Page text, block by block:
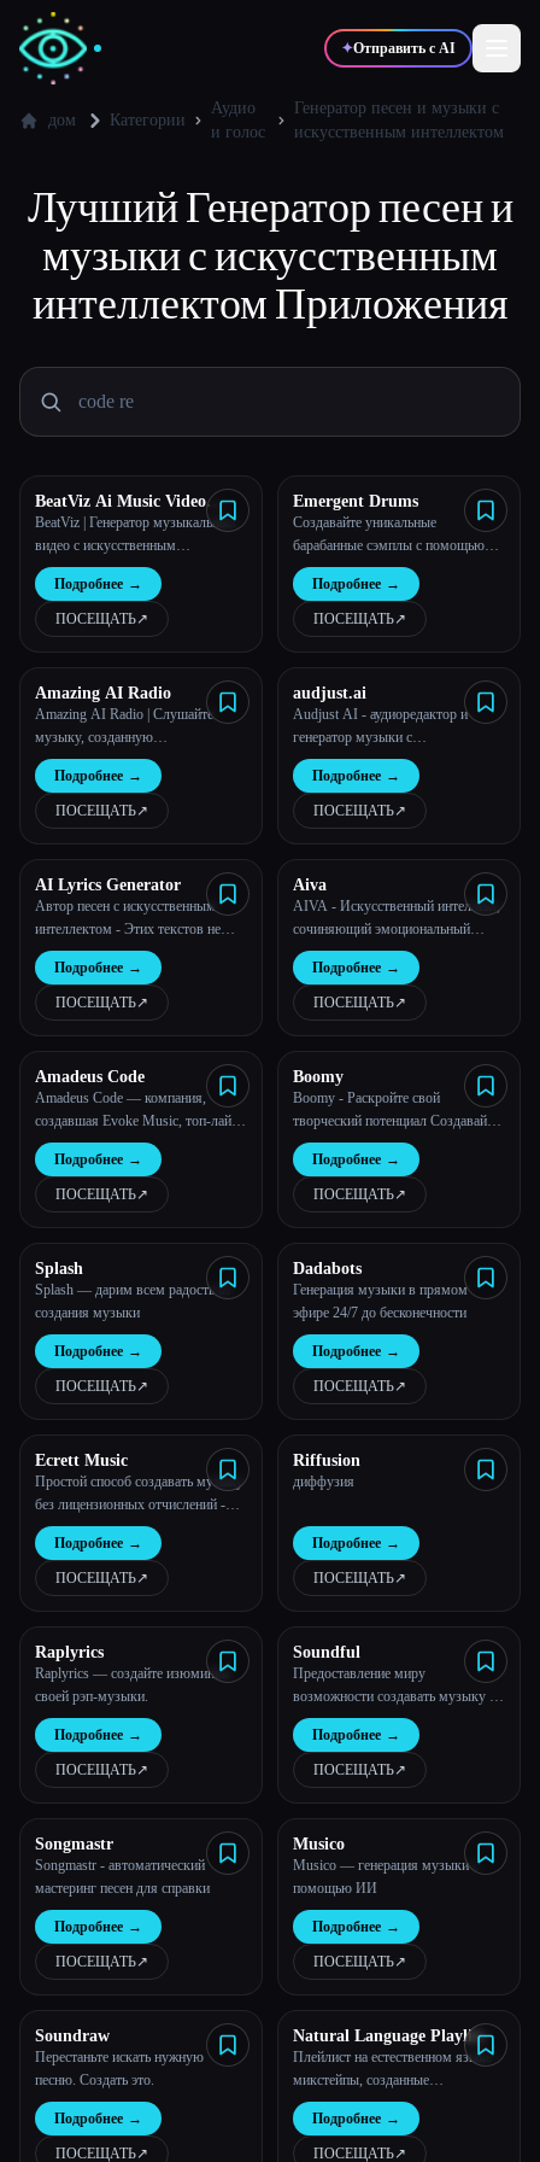
✦Отправить с AI
💻 Разработчики 📈 Маркетологи
Сравнить инструменты
Все категории
О нас
Esc
дом Категории
Аудио
и голос
Генератор песен и музыки с
искусственным интеллектом
ЛучшийГенератор песен и
музыки с искусственным
интеллектомПриложения
BeatViz Ai Music Video
Generator
BeatViz | Генератор музыкальных
видео с искусственным
интеллектом для музыкантов
Подробнее →
ПОСЕЩАТЬ↗︎
Emergent Drums
Создавайте уникальные
барабанные сэмплы с помощью
искусственного интеллекта
Подробнее →
ПОСЕЩАТЬ↗︎
Amazing AI Radio
Amazing AI Radio | Слушайте
музыку, созданную
искусственным интеллектом,
находите новых исполнителей,
изучайте чарты и загружайте
собственные треки на Amazing AI
Подробнее →
ПОСЕЩАТЬ↗︎
audjust.ai
Audjust AI - аудиоредактор и
генератор музыки с
искусственным интеллектом:
сокращайте песни, удлиняйте звук,
находите циклы или создавайте
музыку из текста
Подробнее →
ПОСЕЩАТЬ↗︎
AI Lyrics Generator
Автор песен с искусственным
интеллектом - Этих текстов не
существует
Подробнее →
ПОСЕЩАТЬ↗︎
Aiva
AIVA - Искусственный интеллект,
сочиняющий эмоциональный
саундтрек
Подробнее →
ПОСЕЩАТЬ↗︎
Amadeus Code
Amadeus Code — компания,
создавшая Evoke Music, топ-лайн
Amadeus, MusicTGA-HR
Подробнее →
ПОСЕЩАТЬ↗︎
Boomy
Boomy - Раскройте свой
творческий потенциал Создавайте
музыку с помощью Boomy AI
Подробнее →
ПОСЕЩАТЬ↗︎
Splash
Splash — дарим всем радость от
создания музыки
Подробнее →
ПОСЕЩАТЬ↗︎
Dadabots
Генерация музыки в прямом
эфире 24/7 до бесконечности
Подробнее →
ПОСЕЩАТЬ↗︎
Ecrett Music
Простой способ создавать музыку
без лицензионных отчислений -
Ecrett Music
Подробнее →
ПОСЕЩАТЬ↗︎
Riffusion
диффузия
Подробнее →
ПОСЕЩАТЬ↗︎
Raplyrics
Raplyrics — создайте изюминки
своей рэп-музыки.
Подробнее →
ПОСЕЩАТЬ↗︎
Soundful
Предоставление миру
возможности создавать музыку -
Soundful
Подробнее →
ПОСЕЩАТЬ↗︎
Songmastr
Songmastr - автоматический
мастеринг песен для справки
Подробнее →
ПОСЕЩАТЬ↗︎
Musico
Musico — генерация музыки с
помощью ИИ
Подробнее →
ПОСЕЩАТЬ↗︎
Soundraw
Перестаньте искать нужную
песню. Создать это.
Подробнее →
ПОСЕЩАТЬ↗︎
Natural Language Playlist
Плейлист на естественном языке -
микстейпы, созданные
искусственным интеллектом!
Подробнее →
ПОСЕЩАТЬ↗︎